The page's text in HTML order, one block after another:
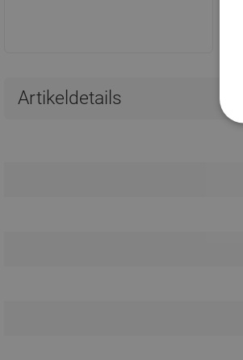
Artikeldetails